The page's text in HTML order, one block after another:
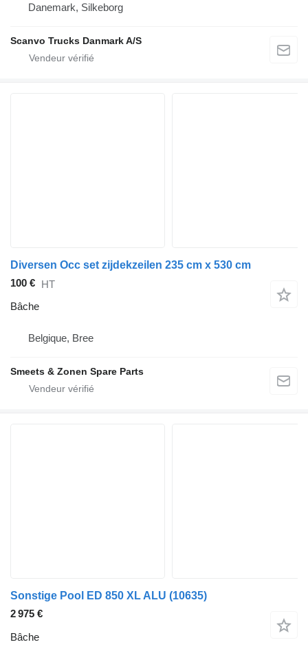
Danemark, Silkeborg
Scanvo Trucks Danmark A/S
Diversen Occ set zijdekzeilen 235 cm x 530 cm
100 € HT
Bâche
Belgique, Bree
Smeets & Zonen Spare Parts
Sonstige Pool ED 850 XL ALU (10635)
2 975 €
Bâche